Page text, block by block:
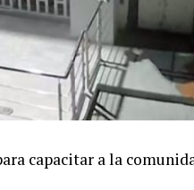
capacitar a la